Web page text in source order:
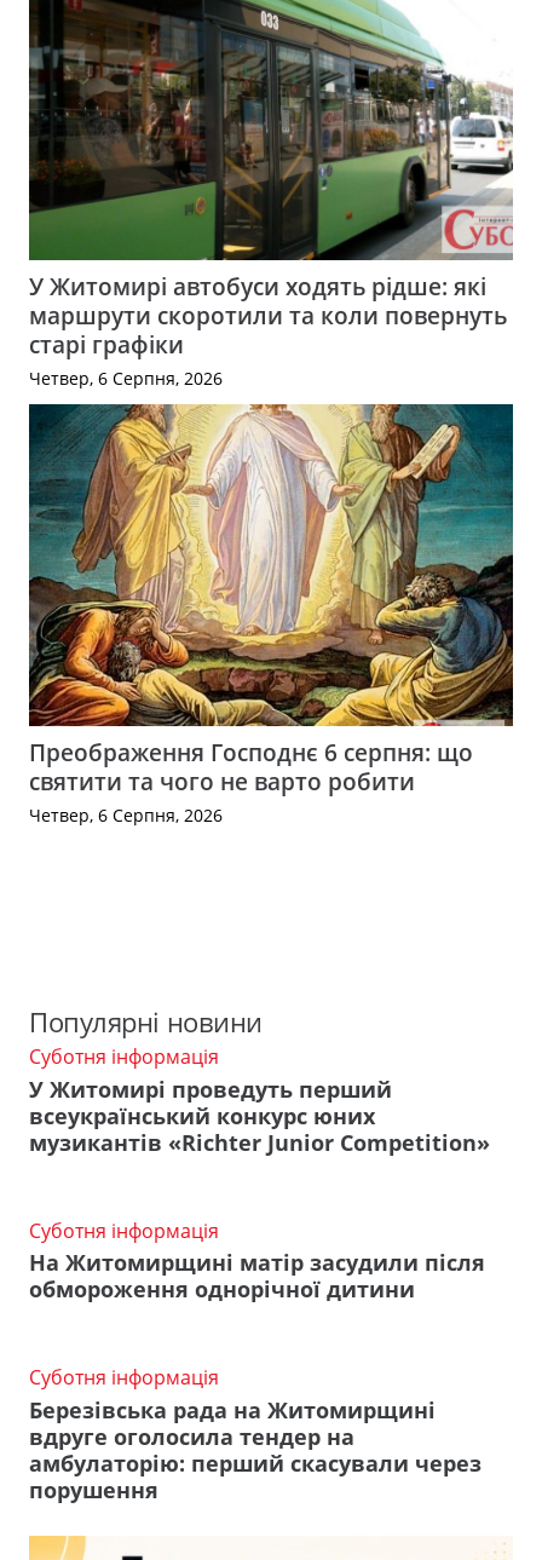
У Житомирі автобуси ходять рідше: які
маршрути скоротили та коли повернуть
старі графіки
Четвер, 6 Серпня, 2026
Преображення Господнє 6 серпня: що
святити та чого не варто робити
Четвер, 6 Серпня, 2026
Популярні новини
Суботня інформація
У Житомирі проведуть перший
всеукраїнський конкурс юних
музикантів «Richter Junior Competition»
Суботня інформація
На Житомирщині матір засудили після
обмороження однорічної дитини
Суботня інформація
Березівська рада на Житомирщині
вдруге оголосила тендер на
амбулаторію: перший скасували через
порушення